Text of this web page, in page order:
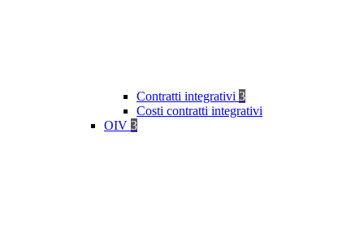
Contratti integrativi 3
Costi contratti integrativi
OIV 3